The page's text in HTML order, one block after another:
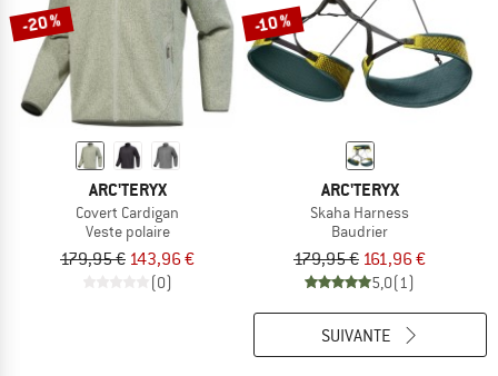
-20 %
ARC'TERYX
Covert Cardigan
Veste polaire
179,95 € 143,96 €
(0)
-10 %
ARC'TERYX
Skaha Harness
Baudrier
179,95 € 161,96 €
5,0(1)
SUIVANTE